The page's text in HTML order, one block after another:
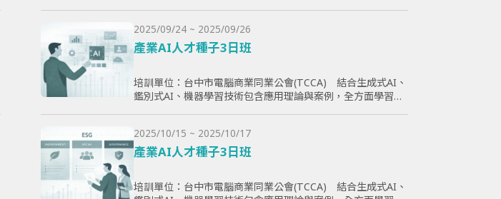
企業實現減碳目標。
2025/09/24 ~ 2025/09/26
產業AI人才種子3日班
培訓單位：台中市電腦商業同業公會(TCCA) 結合生成式AI、
鑑別式AI、機器學習技術包含應用理論與案例，全方面學習與
2025/10/15 ~ 2025/10/17
產業AI人才種子3日班
培訓單位：台中市電腦商業同業公會(TCCA) 結合生成式AI、